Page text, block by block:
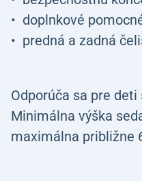
doplnkové
predná a zadná
Odporúča sa pre
Minimálna výška
maximálna približne